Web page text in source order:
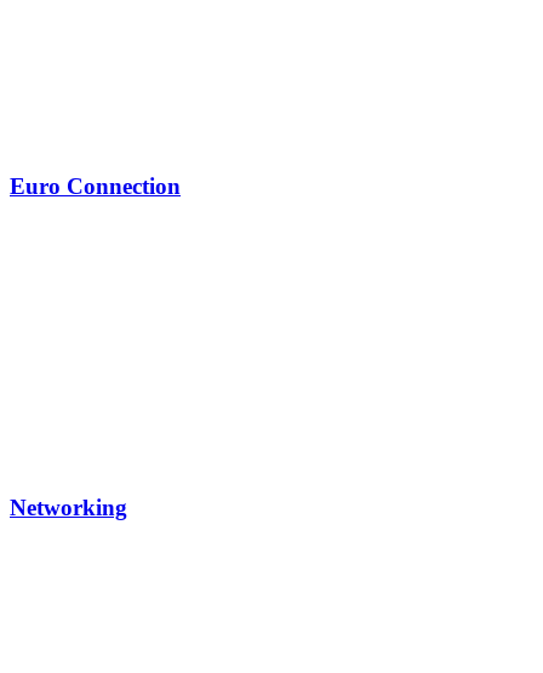
Euro Connection
Networking